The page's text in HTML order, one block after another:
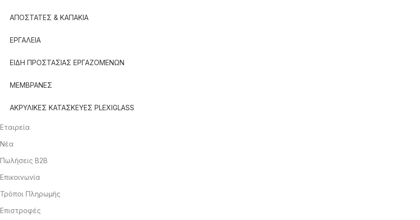
ΑΠΟΣΤΑΤΕΣ & ΚΑΠΑΚΙΑ
ΕΡΓΑΛΕΙΑ
ΕΙΔΗ ΠΡΟΣΤΑΣΙΑΣ ΕΡΓΑΖΟΜΕΝΩΝ
ΜΕΜΒΡΑΝΕΣ
ΑΚΡΥΛΙΚΕΣ ΚΑΤΑΣΚΕΥΕΣ PLEXIGLASS
Εταιρεία
Νέα
Πωλήσεις B2B
Επικοινωνία
Τρόποι Πληρωμής
Επιστροφές